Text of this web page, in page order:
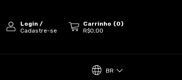
Login/
Cadastre-se
Carrinho (0)
R$0,00
BR